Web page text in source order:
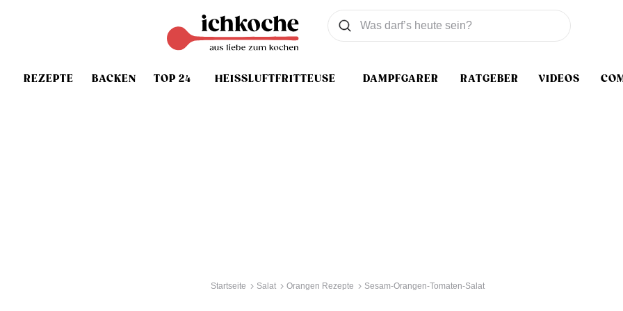
REZEPTE BACKEN TOP 24 HEISSLUFTFRITTEUSE DAMPFGARER RATGEBER VIDEOS
Was wollen Sie suchen
Suchen
Startseite Salat Orangen Rezepte Sesam-Orangen-Tomaten-Salat